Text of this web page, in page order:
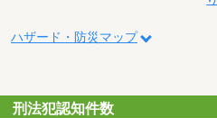
ハザード・防災マップ
刑法犯認知件数